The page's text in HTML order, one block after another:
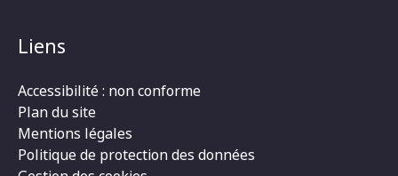
Liens
Accessibilité : non conforme
Plan du site
Mentions légales
Politique de protection des données